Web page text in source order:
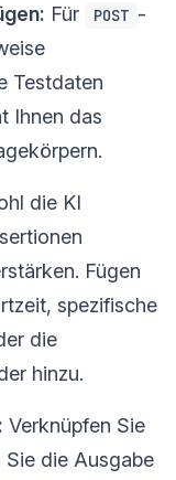
Für POST -
Testdaten
Ihnen das
die KI
Fügen
spezifische
die
hinzu.
Verknüpfen Sie
Sie die Ausgabe